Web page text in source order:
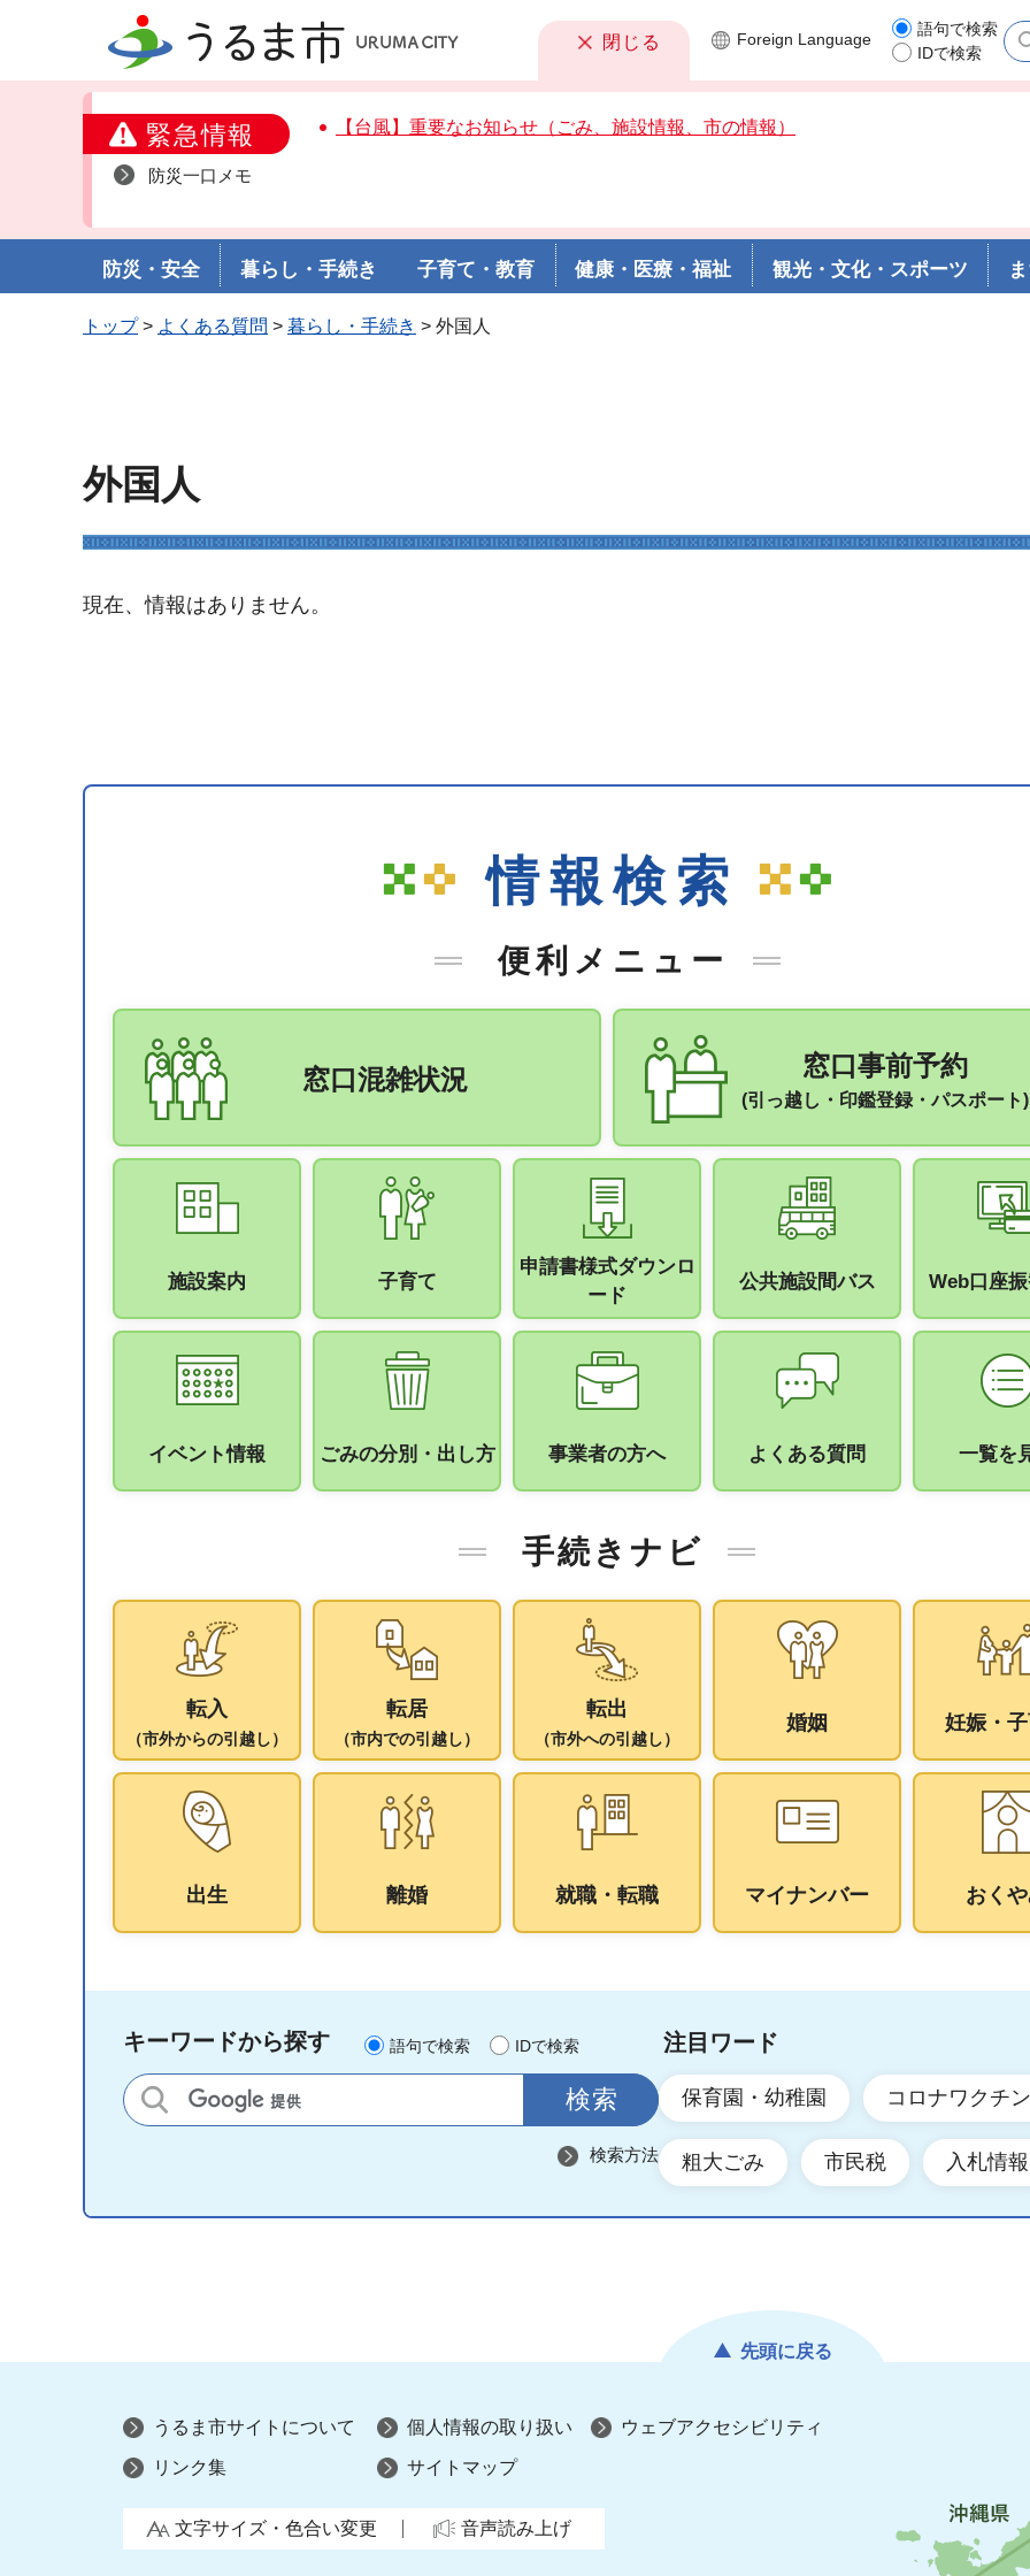
うるま市 閉じる
緊急情報
防災一口メモ
【台風】重要なお知らせ（ごみ、施設情報、市の情報）
Foreign Language
語句で検索
IDで検索
防災・安全 暮らし・手続き 子育て・教育 健康・医療・福祉 観光・文化・スポーツ
トップ> よくある質問 > 暮らし・手続き > 外国人
外国人
現在、情報はありません。
情報検索
便利メニュー
窓口混雑状況 窓口事前予約
(引っ越し・印鑑登録・パスポート)
施設案内 子育て
申請書様式ダウンロ
ード
公共施設間バス Web口座
イベント情報 ごみの分別・出し方 事業者の方へ よくある質問 一覧を
手続きナビ
転入
（市外からの引越し）
転居
（市内での引越し）
転出
（市外への引越し）
婚姻 妊娠・
出生 離婚 就職・転職 マイナンバー おく
キーワードから探す 語句で検索 IDで検索
サイト内検索
検索方法
注目ワード
保育園・幼稚園 コロナワクチン
粗大ごみ 市民税 入札情報
手続きナビ
先頭に戻る
うるま市サイトについて 個人情報の取り扱い ウェブアクセシビリティ
リンク集 サイトマップ
文字サイズ・色合い変更 音声読み上げ